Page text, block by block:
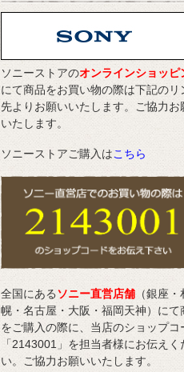
ソニーストアのオンラインショッピ
にて商品をお買い物の際は下記のリ
先よりお願いいたします。ご協力お
いたします。
ソニーストアご購入はこちら
全国にあるソニー直営店舗 （銀座・
幌・名古屋・大阪・福岡天神）にて
をご購入の際に、当店のショップコ
「2143001」を担当者様にお伝えく
い。ご協力お願いいたします。